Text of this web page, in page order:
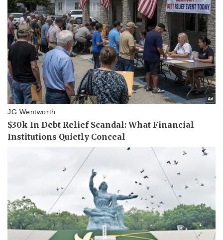
Thể thao
Bóng đá
Lịch thi đấu bóng đá
Thế giới thể thao
eSports
Hậu trường
Ô tô - Xe máy
Ô tô
Xe máy